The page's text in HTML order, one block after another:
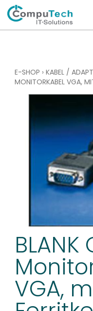
E-SHOP › KABEL /
MONITORKABEL VGA,
VGA,